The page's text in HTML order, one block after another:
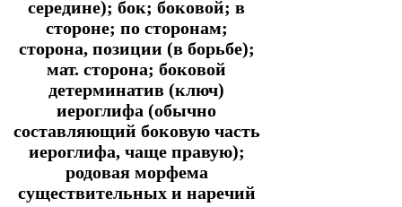
середине); бок; боковой; в
стороне; по сторонам;
сторона, позиции (в борьбе);
мат. сторона; боковой
детерминатив (ключ)
иероглифа (обычно
составляющий боковую часть
иероглифа, чаще правую);
родовая морфема
существительных и наречий